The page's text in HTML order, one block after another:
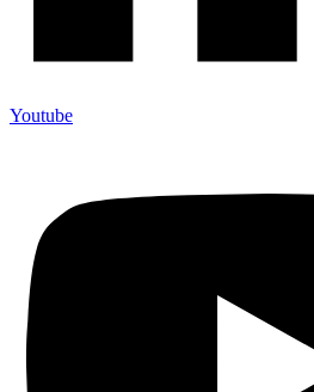
Youtube